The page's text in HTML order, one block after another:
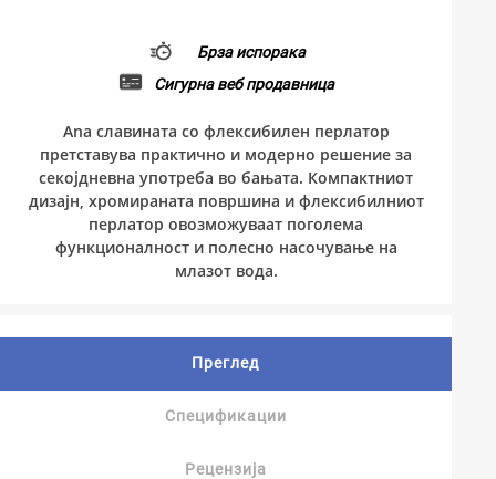
Брза испорака
Сигурна веб продавница
Ana славината со флексибилен перлатор
претставува практично и модерно решение за
секојдневна употреба во бањата. Компактниот
дизајн, хромираната површина и флексибилниот
перлатор овозможуваат поголема
функционалност и полесно насочување на
млазот вода.
Преглед
Спецификации
Рецензија